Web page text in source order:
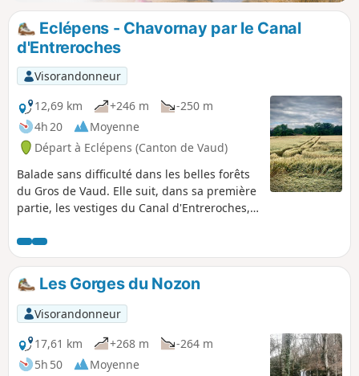
du cimetière (escalier le long du cimetière).
Eclépens - Chavornay par le Canal
d'Entreroches
Visorandonneur
12,69 km
+246 m
-250 m
4h 20
Moyenne
Départ à Eclépens (Canton de Vaud)
Balade sans difficulté dans les belles forêts
du Gros de Vaud. Elle suit, dans sa première
partie, les vestiges du Canal d'Entreroches,
du Rhône au 17e siècle, et se termine en
suivant le Talent.
Les Gorges du Nozon
Visorandonneur
17,61 km
+268 m
-264 m
5h 50
Moyenne